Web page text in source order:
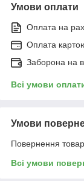
Умови оплати
Оплата на
Оплата
Заборона на
Всі умови
Умови
Повернення
Всі умови